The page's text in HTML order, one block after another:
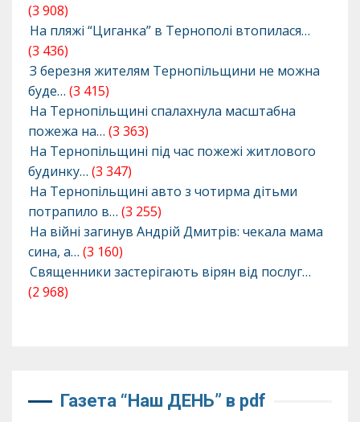
(3 908)
На пляжі “Циганка” в Тернополі втопилася…
(3 436)
З березня жителям Тернопільщини не можна
буде… (3 415)
На Тернопільщині спалахнула масштабна
пожежа на… (3 363)
На Тернопільщині під час пожежі житлового
будинку… (3 347)
На Тернопільщині авто з чотирма дітьми
потрапило в… (3 255)
На війні загинув Андрій Дмитрів: чекала мама
сина, а… (3 160)
Священники застерігають вірян від послуг…
(2 968)
Газета “Наш ДЕНЬ” в pdf